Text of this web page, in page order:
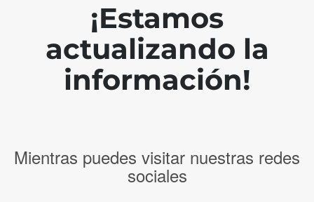
¡Estamos
actualizando la
información!
Mientras puedes visitar nuestras redes
sociales